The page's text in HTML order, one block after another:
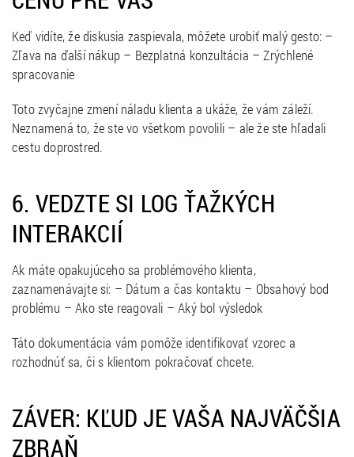
Keď vidíte, že diskusia zaspievala, môžete urobiť malý gesto: –
Zľava na ďalší nákup – Bezplatná konzultácia – Zrýchlené
spracovanie
Toto zvyčajne zmení náladu klienta a ukáže, že vám záleží.
Neznamená to, že ste vo všetkom povolili – ale že ste hľadali
cestu doprostred.
6. VEDZTE SI LOG ŤAŽKÝCH
INTERAKCIÍ
Ak máte opakujúceho sa problémového klienta,
zaznamenávajte si: – Dátum a čas kontaktu – Obsahový bod
problému – Ako ste reagovali – Aký bol výsledok
Táto dokumentácia vám pomôže identifikovať vzorec a
rozhodnúť sa, či s klientom pokračovať chcete.
ZÁVER: KĽUD JE VAŠA NAJVÄČŠIA
ZBRAŇ